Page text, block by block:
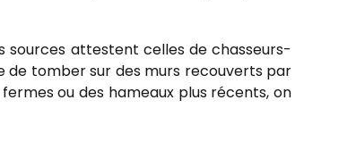
sources attestent celles de chasseurs-
de tomber sur des murs recouverts par
ou des hameaux plus récents, on